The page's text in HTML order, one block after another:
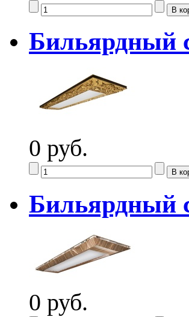
Бильярдный
0 руб.
Бильярдный
0 руб.